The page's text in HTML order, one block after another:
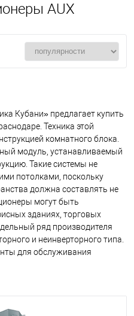
AUX
Кубани» предлагает купить
Техника этой
комнатного блока.
модуль, устанавливаемый
Такие системы не
потолками, поскольку
должна составлять не
могут быть
зданиях, торговых
ряд производителя
и неинверторного типа.
для обслуживания